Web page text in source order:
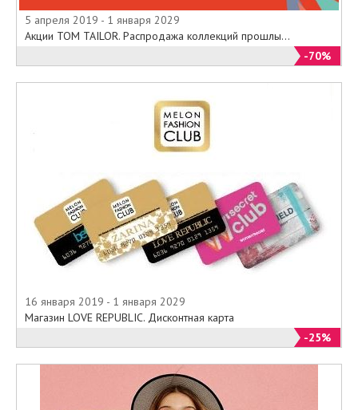
5 апреля 2019 - 1 января 2029
Акции TOM TAILOR. Распродажа коллекций прошлы...
-70%
16 января 2019 - 1 января 2029
Магазин LOVE REPUBLIC. Дисконтная карта
-25%